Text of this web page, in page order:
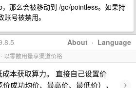
那么会被移动到 /go/pointless。如果持
号被禁用。
About · Language
以零散用量享渠道价格
本获取算力。 直接自己设置价
成功均价、最高价、最低价），
›